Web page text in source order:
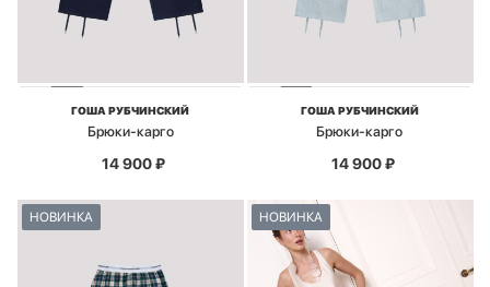
ГОША РУБЧИНСКИЙ
Брюки-карго
14 900₽
ГОША РУБЧИНСКИЙ
Брюки-карго
14 900₽
НОВИНКА НОВИНКА